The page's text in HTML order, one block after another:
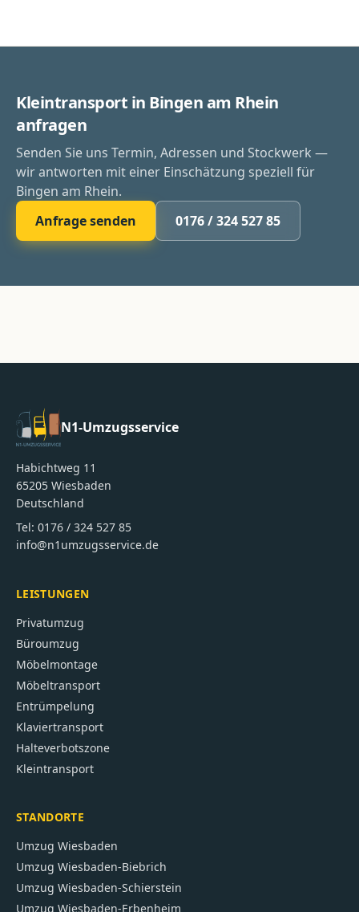
Kleintransport in Bingen am Rhein
anfragen
Senden Sie uns Termin, Adressen und Stockwerk —
wir antworten mit einer Einschätzung speziell für
Bingen am Rhein.
Anfrage senden
0176 / 324 527 85
N1-Umzugsservice
Habichtweg 11
65205 Wiesbaden
Deutschland
Tel: 0176 / 324 527 85
info@n1umzugsservice.de
LEISTUNGEN
Privatumzug
Büroumzug
Möbelmontage
Möbeltransport
Entrümpelung
Klaviertransport
Halteverbotszone
Kleintransport
STANDORTE
Umzug Wiesbaden
Umzug Wiesbaden-Biebrich
Umzug Wiesbaden-Schierstein
Umzug Wiesbaden-Erbenheim